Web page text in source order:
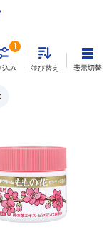
込み
1
並び替え 表示切替